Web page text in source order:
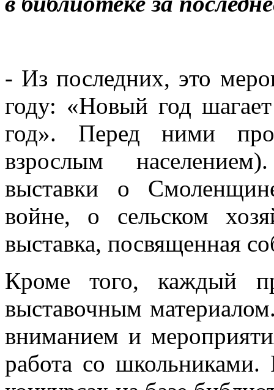
- Из последних, это
году: «Новый год
год». Перед ними
взрослым
выставки о
войне, о сельском
выставка, посвященная
Кроме того, каждый
выставочным
вниманием и
работа со школьниками.